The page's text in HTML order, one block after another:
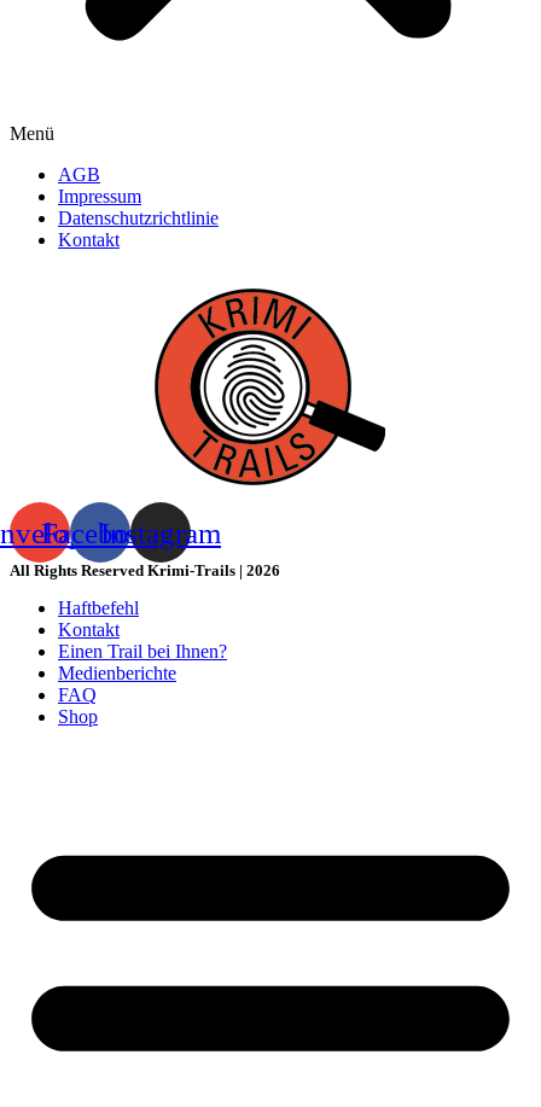
Menü
AGB
Impressum
Datenschutzrichtlinie
Kontakt
FacebookInstagram
All Rights Reserved Krimi-Trails | 2026
Haftbefehl
Kontakt
Einen Trail bei Ihnen?
Medienberichte
FAQ
Shop